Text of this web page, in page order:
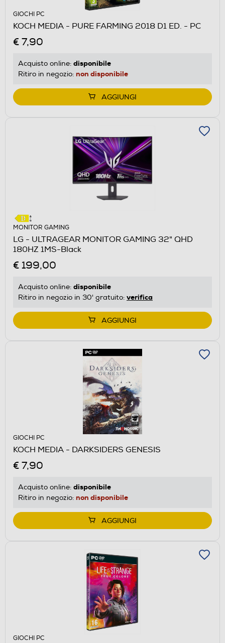
GIOCHI PC
KOCH MEDIA - PURE FARMING 2018 D1 ED. - PC
€ 7,90
Acquisto online: disponibile
Ritiro in negozio: non disponibile
AGGIUNGI
MONITOR GAMING
LG - ULTRAGEAR MONITOR GAMING 32" QHD
180HZ 1MS-Black
€ 199,00
Acquisto online: disponibile
Ritiro in negozio in 30' gratuito: verifica
AGGIUNGI
GIOCHI PC
KOCH MEDIA - DARKSIDERS GENESIS
€ 7,90
Acquisto online: disponibile
Ritiro in negozio: non disponibile
AGGIUNGI
GIOCHI PC